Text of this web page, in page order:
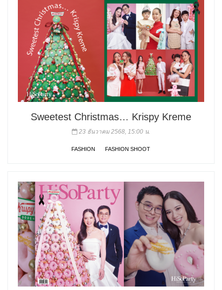
Sweetest Christmas… Krispy Kreme
23 ธันวาคม 2568, 15:00 น.
FASHION FASHION SHOOT